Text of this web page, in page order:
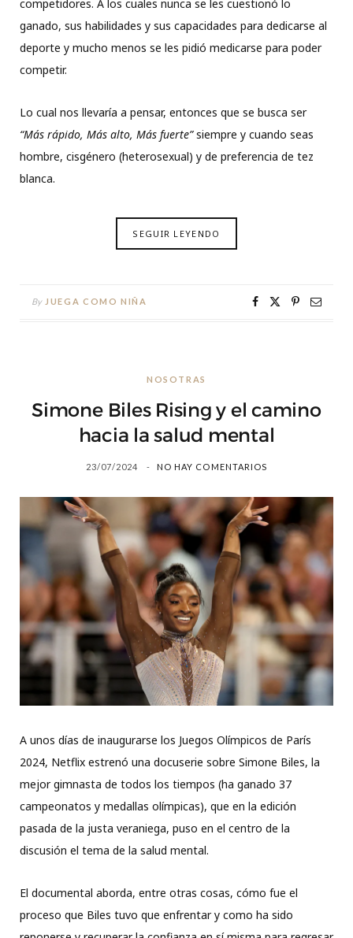
competidores. A los cuales nunca se les cuestionó lo
ganado, sus habilidades y sus capacidades para dedicarse al
deporte y mucho menos se les pidió medicarse para poder
competir.
Lo cual nos llevaría a pensar, entonces que se busca ser
“Más rápido, Más alto, Más fuerte”siempre y cuando seas
hombre, cisgénero (heterosexual) y de preferencia de tez
blanca.
SEGUIR LEYENDO
By JUEGA COMO NIÑA
NOSOTRAS
Simone Biles Rising y el camino
hacia la salud mental
23/07/2024 NO HAY COMENTARIOS
A unos días de inaugurarse los Juegos Olímpicos de París
2024, Netflix estrenó una docuserie sobre Simone Biles, la
mejor gimnasta de todos los tiempos (ha ganado 37
campeonatos y medallas olímpicas), que en la edición
pasada de la justa veraniega, puso en el centro de la
discusión el tema de la salud mental.
El documental aborda, entre otras cosas, cómo fue el
proceso que Biles tuvo que enfrentar y como ha sido